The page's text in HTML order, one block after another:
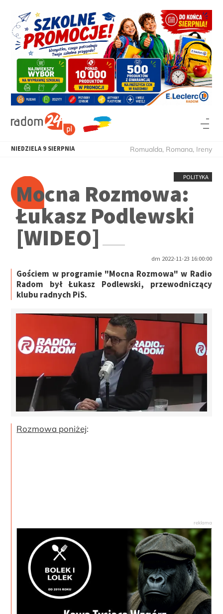
NIEDZIELA 9 SIERPNIA Romualda, Romana, Ireny
POLITYKA
Mocna Rozmowa:
Łukasz Podlewski
[WIDEO]
dm 2022-11-23 16:00:00
Gościem w programie "Mocna Rozmowa" w Radio
Radom był Łukasz Podlewski, przewodniczący
klubu radnych PiS.
Rozmowa poniżej: